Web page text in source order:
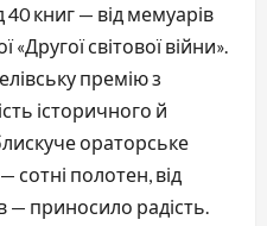
книг — від мемуарів
світової війни».
премію з
історичного й
ораторське
полотен, від
— приносило радість.